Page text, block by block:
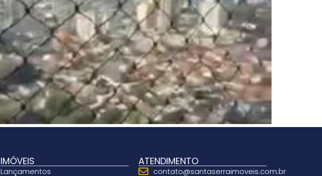
IMÓVEIS
Lançamentos
ATENDIMENTO
contato@santaserraimoveis.com.br